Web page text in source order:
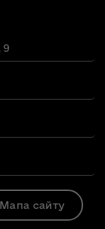
9
Мапа сайту